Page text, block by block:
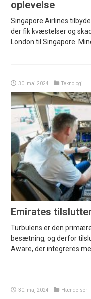
oplevelse
Singapore Airlines
der fik kvæstelser og
London til Singapore.
30. maj 2024 Teknologi
Emirates
Turbulens er den
besætning, og derfor
Aware, der integreres
30. maj 2024 Hændelser